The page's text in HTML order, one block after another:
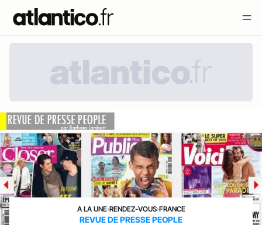
A LA UNE›RENDEZ-VOUS›FRANCE
REVUE DE PRESSE PEOPLE